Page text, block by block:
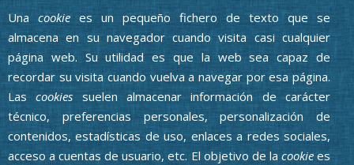
Una cookiees un pequeño fichero de texto que se
almacena en su navegador cuando visita casi cualquier
página web. Su utilidad es que la web sea capaz de
recordar su visita cuando vuelva a navegar por esa página.
Lascookies suelen almacenar información de carácter
técnico, preferencias personales, personalización de
contenidos, estadísticas de uso, enlaces a redes sociales,
acceso a cuentas de usuario, etc. El objetivo de la cookiees